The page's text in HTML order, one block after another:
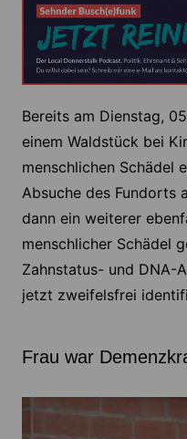
Bereits am Dienstag,
einem Waldstück bei
menschlichen Schädel
Absuche des Fundorts
dann ein weiterer
menschlicher Schädel
Zahnstatus- und DNA-
jetzt zweifelsfrei
Frau war